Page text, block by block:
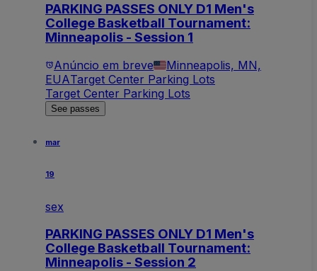
PARKING PASSES ONLY D1 Men's
College Basketball Tournament:
Minneapolis - Session 1
Anúncio em breve
Minneapolis, MN,
EUATarget Center Parking Lots
Target Center Parking Lots
See passes
mar
19
sex
PARKING PASSES ONLY D1 Men's
College Basketball Tournament:
Minneapolis - Session 2